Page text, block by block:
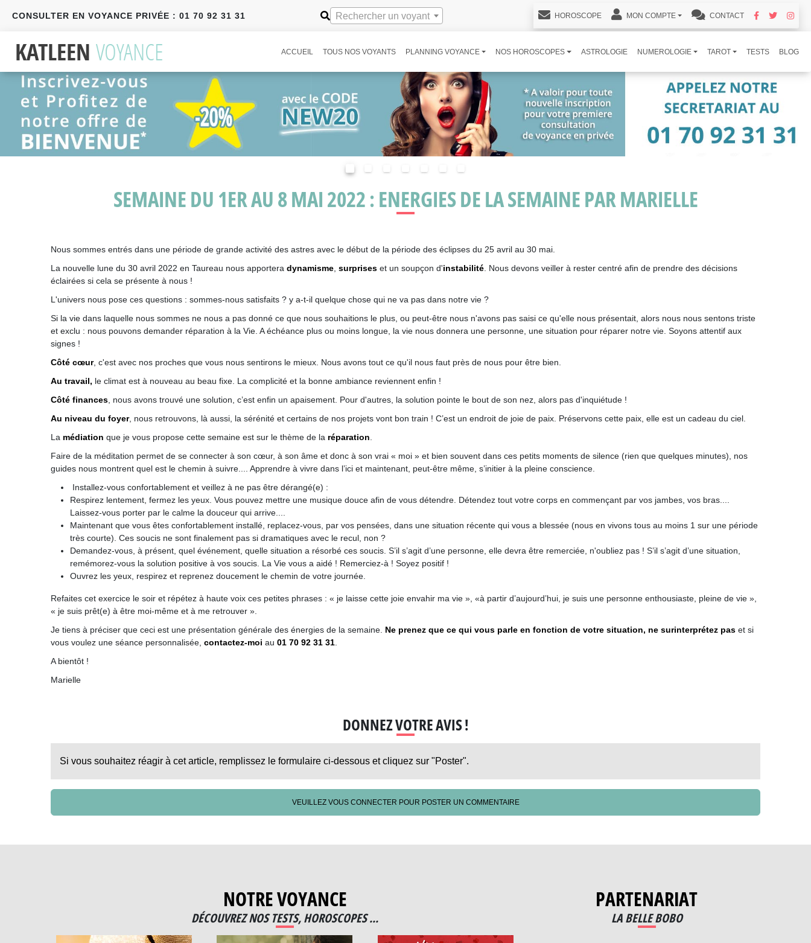
CONSULTER EN VOYANCE PRIVÉE : 01 70 92 31 31 Rechercher un voyant HOROSCOPE MON COMPTE CONTACT
ACCUEIL TOUS NOS VOYANTS PLANNING VOYANCE NOS HOROSCOPES ASTROLOGIE NUMEROLOGIE TAROT TESTS BLOG
SEMAINE DU 1ER AU 8 MAI 2022 : ENERGIES DE LA SEMAINE PAR MARIELLE
Nous sommes entrés dans une période de grande activité des astres avec le début de la période des éclipses du 25 avril au 30 mai.
La nouvelle lune du 30 avril 2022 en Taureau nous apportera dynamisme surprises et un soupçon d'instabilité . Nous devons veiller à rester centré afin de prendre des décisions
éclairées si cela se présente à nous !
L'univers nous pose ces questions : sommes-nous satisfaits ? y a-t-il quelque chose qui ne va pas dans notre vie ?
Si la vie dans laquelle nous sommes ne nous a pas donné ce que nous souhaitions le plus, ou peut-être nous n'avons pas saisi ce qu'elle nous présentait, alors nous nous sentons triste
et exclu : nous pouvons demander réparation à la Vie. A échéance plus ou moins longue, la vie nous donnera une personne, une situation pour réparer notre vie. Soyons attentif aux
signes !
Côté cœur, c'est avec nos proches que vous nous sentirons le mieux. Nous avons tout ce qu'il nous faut près de nous pour être bien.
Au travail, le climat est à nouveau au beau fixe. La complicité et la bonne ambiance reviennent enfin !
Côté finances , nous avons trouvé une solution, c’est enfin un apaisement. Pour d'autres, la solution pointe le bout de son nez, alors pas d'inquiétude !
Au niveau du foyer, nous retrouvons, là aussi, la sérénité et certains de nos projets vont bon train ! C’est un endroit de joie de paix. Préservons cette paix, elle est un cadeau du ciel.
La médiation que je vous propose cette semaine est sur le thème de la réparation
Faire de la méditation permet de se connecter à son cœur, à son âme et donc à son vrai « moi » et bien souvent dans ces petits moments de silence (rien que quelques minutes), nos
guides nous montrent quel est le chemin à suivre.... Apprendre à vivre dans l’ici et maintenant, peut-être même, s’initier à la pleine conscience.
Installez-vous confortablement et veillez à ne pas être dérangé(e) :
Respirez lentement, fermez les yeux. Vous pouvez mettre une musique douce afin de vous détendre. Détendez tout votre corps en commençant par vos jambes, vos bras....
Laissez-vous porter par le calme la douceur qui arrive....
Maintenant que vous êtes confortablement installé, replacez-vous, par vos pensées, dans une situation récente qui vous a blessée (nous en vivons tous au moins 1 sur une période
très courte). Ces soucis ne sont finalement pas si dramatiques avec le recul, non ?
Demandez-vous, à présent, quel événement, quelle situation a résorbé ces soucis. S’il s’agit d’une personne, elle devra être remerciée, n'oubliez pas ! S’il s’agit d’une situation,
remémorez-vous la solution positive à vos soucis. La Vie vous a aidé ! Remerciez-à ! Soyez positif !
Ouvrez les yeux, respirez et reprenez doucement le chemin de votre journée.
Refaites cet exercice le soir et répétez à haute voix ces petites phrases : « je laisse cette joie envahir ma vie », «à partir d’aujourd’hui, je suis une personne enthousiaste, pleine de vie »,
« je suis prêt(e) à être moi-même et à me retrouver ».
Je tiens à préciser que ceci est une présentation générale des énergies de la semaine. Ne prenez que ce qui vous parle en fonction de votre situation, ne surinterprétez pas et si
vous voulez une séance personnalisée, contactez-moi au 01 70 92 31 31
A bientôt !
Marielle
DONNEZ VOTRE AVIS !
Si vous souhaitez réagir à cet article, remplissez le formulaire ci-dessous et cliquez sur "Poster".
VEUILLEZ VOUS CONNECTER POUR POSTER UN COMMENTAIRE
NOTRE VOYANCE
DÉCOUVREZ NOS TESTS, HOROSCOPES ...
PARTENARIAT
LA BELLE BOBO